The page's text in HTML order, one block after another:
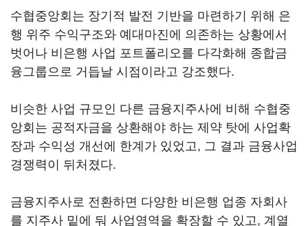
수협중앙회는 장기적 발전 기반을 마련하기 위해 은
행 위주 수익구조와 예대마진에 의존하는 상황에서
벗어나 비은행 사업 포트폴리오를 다각화해 종합금
융그룹으로 거듭날 시점이라고 강조했다.
비슷한 사업 규모인 다른 금융지주사에 비해 수협중
앙회는 공적자금을 상환해야 하는 제약 탓에 사업확
장과 수익성 개선에 한계가 있었고, 그 결과 금융사업
경쟁력이 뒤처졌다.
금융지주사로 전환하면 다양한 비은행 업종 자회사
를 지주사 밑에 둬 사업영역을 확장할 수 있고, 계열